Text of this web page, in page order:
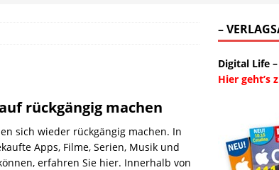
rückgängig machen
sich wieder rückgängig machen. In
Apps, Filme, Serien, Musik und
erfahren Sie hier. Innerhalb von
–
Digital Life
Hier geht’s